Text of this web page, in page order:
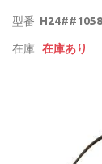
型番:
在庫: 在庫あり